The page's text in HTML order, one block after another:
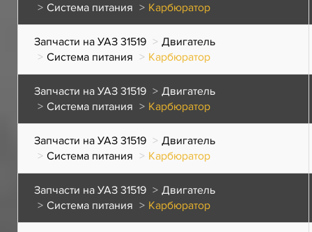
Система питания
Карбюратор
Запчасти на УАЗ 31519
Двигатель
Система питания
Карбюратор
Запчасти на УАЗ 31519
Двигатель
Система питания
Карбюратор
Запчасти на УАЗ 31519
Двигатель
Система питания
Карбюратор
Запчасти на УАЗ 31519
Двигатель
Система питания
Карбюратор